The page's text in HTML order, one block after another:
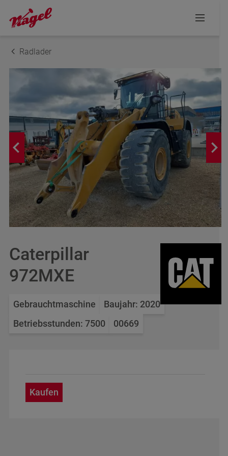
Radlader
Caterpillar
972MXE
Gebrauchtmaschine
Baujahr: 2020
Betriebsstunden: 7500
00669
Kaufen